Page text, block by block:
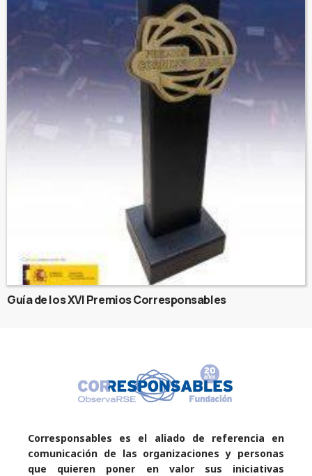
Guía de los XVI Premios Corresponsables
Corresponsables es el aliado de referencia en
comunicación de las organizaciones y personas
que quieren poner en valor sus iniciativas